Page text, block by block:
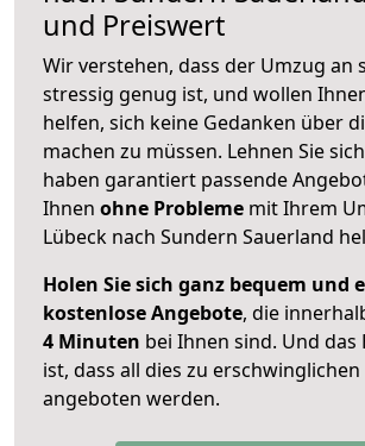
und Preiswert
Wir verstehen, dass der Umzug an
stressig genug ist, und wollen
helfen, sich keine Gedanken über
machen zu müssen. Lehnen Sie
haben garantiert passende
Ihnen ohne Probleme mit Ihrem
Lübeck nach Sundern Sauerland
Holen Sie sich ganz bequem und
kostenlose Angebote, die
4 Minuten bei Ihnen sind. Und das
ist, dass all dies zu erschwinglichen
angeboten werden.